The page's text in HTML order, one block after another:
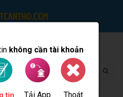
không cần tài khoản
tin Tải App Thoát